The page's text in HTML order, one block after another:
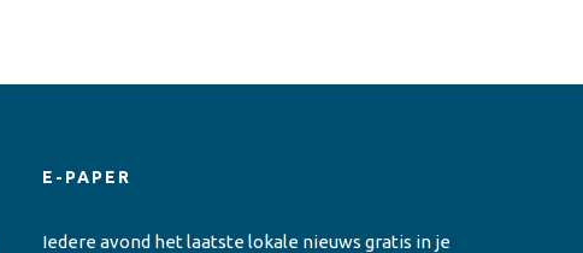
E-PAPER
Iedere avond het laatste lokale nieuws gratis in je